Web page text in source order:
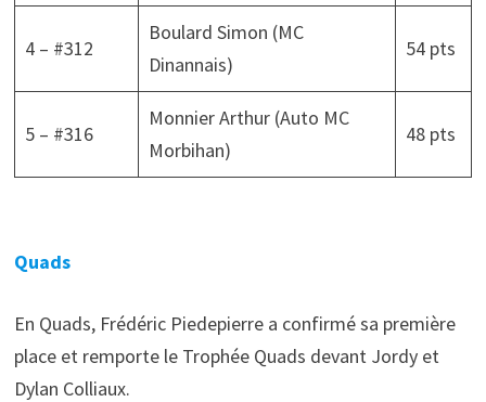
4 – #312
Boulard Simon (MC
Dinannais)
54 pts
5 – #316
Monnier Arthur (Auto MC
Morbihan)
48 pts
Quads
En Quads, Frédéric Piedepierre a confirmé sa première
place et remporte le Trophée Quads devant Jordy et
Dylan Colliaux.